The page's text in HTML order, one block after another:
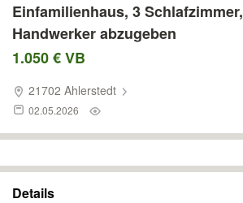
Einfamilienhaus, 3
Handwerker abzugeben
1.050 € VB
21702 Ahlerstedt
02.05.2026
Details